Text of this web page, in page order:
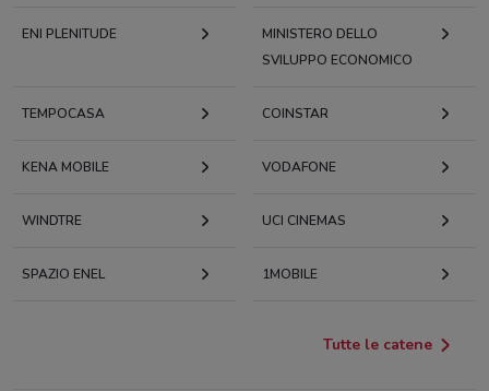
ENI PLENITUDE
MINISTERO DELLO
SVILUPPO ECONOMICO
TEMPOCASA COINSTAR
KENA MOBILE VODAFONE
WINDTRE UCI CINEMAS
SPAZIO ENEL 1MOBILE
Tutte le catene